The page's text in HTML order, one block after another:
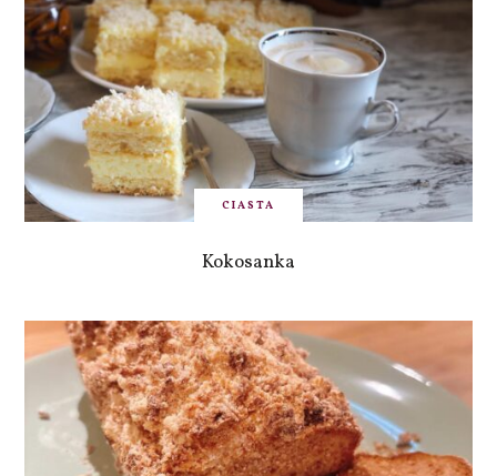
CIASTA
Kokosanka